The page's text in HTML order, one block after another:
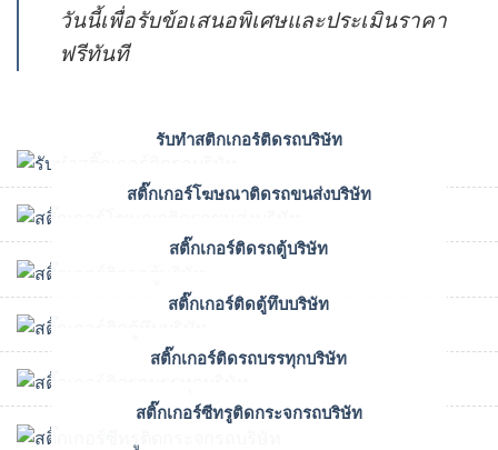
วันนี้เพื่อรับข้อเสนอพิเศษและประเมินราคา
ฟรีทันที
รับทำสติ๊กเกอร์ติดรถบริษัท
สติ๊กเกอร์โฆษณาติดรถขนส่งบริษัท
สติ๊กเกอร์ติดรถตู้บริษัท
สติ๊กเกอร์ติดตู้ทึบบริษัท
สติ๊กเกอร์ติดรถบรรทุกบริษัท
สติ๊กเกอร์ซีทรูติดกระจกรถบริษัท